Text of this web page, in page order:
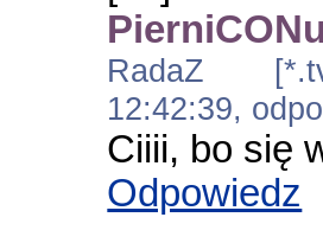
RadaZ
12:42:39,
Ciiii, bo się
Odpowiedz